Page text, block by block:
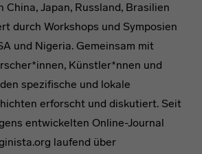
China, Japan, Russland, Brasilien
durch Workshops und Symposien
und Nigeria. Gemeinsam mit
Künstler*nnen und
spezifische und lokale
erforscht und diskutiert. Seit
entwickelten Online-Journal
laufend über